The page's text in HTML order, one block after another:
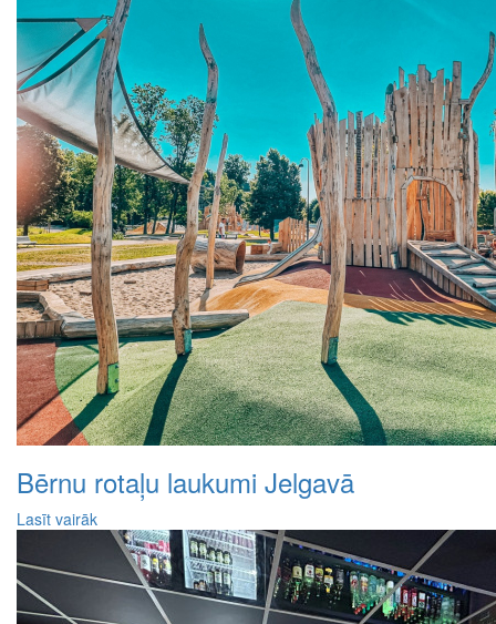
Bērnu rotaļu laukumi Jelgavā
Lasīt vairāk